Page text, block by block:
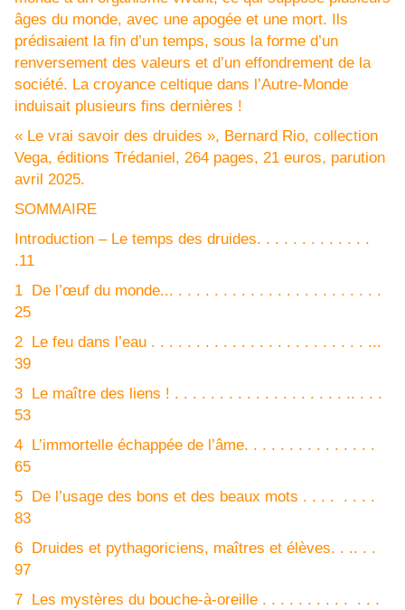
âges du monde, avec une apogée et une mort. Ils
prédisaient la fin d’un temps, sous la forme d’un
renversement des valeurs et d’un effondrement de la
société. La croyance celtique dans l’Autre-Monde
induisait plusieurs fins dernières !
« Le vrai savoir des druides », Bernard Rio, collection
Vega, éditions Trédaniel, 264 pages, 21 euros, parution
avril 2025.
SOMMAIRE
Introduction – Le temps des druides. . . . . . . . . . . . .
.11
1 De l’œuf du monde... . . . . . . . . . . . . . . . . . . . . . . .
25
2 Le feu dans l’eau . . . . . . . . . . . . . . . . . . . . . . . . ...
39
3 Le maître des liens ! . . . . . . . . . . . . . . . . . . . .. . . .
53
4 L’immortelle échappée de l’âme. . . . . . . . . . . . . . .
65
5 De l’usage des bons et des beaux mots . . . . . . . .
83
6 Druides et pythagoriciens, maîtres et élèves. . .. . .
97
7 Les mystères du bouche-à-oreille . . . . . . . . . . . . .